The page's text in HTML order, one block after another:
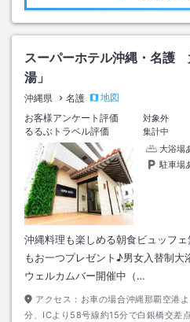
スーパーホテル沖縄・名護
湯」
沖縄県 名護
地図
お客様アンケート評価
対象外
るるぶトラベル評価
集計中
大浴場
駐車場
沖縄料理も楽しめる朝食ビュッフ
もお一つプレゼント♪男女入替制大
ウェルカムバー開催中（…
アクセス： お車の場合沖縄那覇空港
分、ICより58号線約15分で白銀橋交差